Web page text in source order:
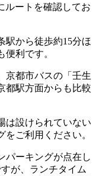
ルートを確認してお
駅から徒歩約15分ほ
利です。
京都市バスの「壬生
都駅方面からも比較
は設けられていない
ご利用ください。
パーキングが点在し
が、ランチタイム